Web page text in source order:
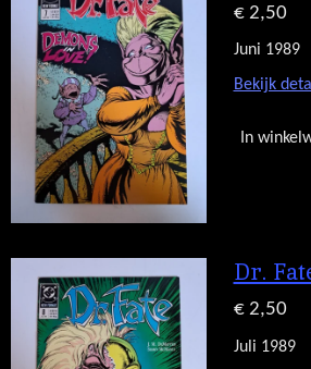
€ 2,50
Juni 1989
Bekijk
In
Dr.
€ 2,50
Juli 1989